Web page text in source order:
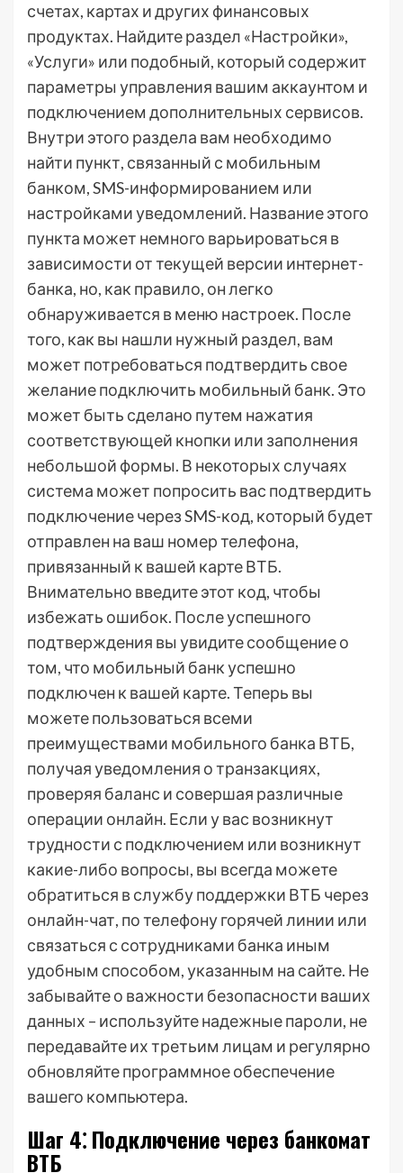
счетах, картах и других финансовых
продуктах. Найдите раздел «Настройки»,
«Услуги» или подобный, который содержит
параметры управления вашим аккаунтом и
подключением дополнительных сервисов.
Внутри этого раздела вам необходимо
найти пункт, связанный с мобильным
банком, SMS-информированием или
настройками уведомлений. Название этого
пункта может немного варьироваться в
зависимости от текущей версии интернет-
банка, но, как правило, он легко
обнаруживается в меню настроек. После
того, как вы нашли нужный раздел, вам
может потребоваться подтвердить свое
желание подключить мобильный банк. Это
может быть сделано путем нажатия
соответствующей кнопки или заполнения
небольшой формы. В некоторых случаях
система может попросить вас подтвердить
подключение через SMS-код, который будет
отправлен на ваш номер телефона,
привязанный к вашей карте ВТБ.
Внимательно введите этот код, чтобы
избежать ошибок. После успешного
подтверждения вы увидите сообщение о
том, что мобильный банк успешно
подключен к вашей карте. Теперь вы
можете пользоваться всеми
преимуществами мобильного банка ВТБ,
получая уведомления о транзакциях,
проверяя баланс и совершая различные
операции онлайн. Если у вас возникнут
трудности с подключением или возникнут
какие-либо вопросы, вы всегда можете
обратиться в службу поддержки ВТБ через
онлайн-чат, по телефону горячей линии или
связаться с сотрудниками банка иным
удобным способом, указанным на сайте. Не
забывайте о важности безопасности ваших
данных – используйте надежные пароли, не
передавайте их третьим лицам и регулярно
обновляйте программное обеспечение
вашего компьютера.
Шаг 4⁚ Подключение через банкомат
ВТБ